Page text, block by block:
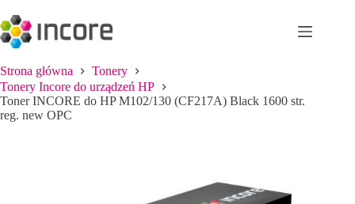
do
treści
Strona główna
Tonery
Tonery Incore do urządzeń HP
Toner INCORE do HP M102/130 (CF217A) Black 1600 str.
reg. new OPC